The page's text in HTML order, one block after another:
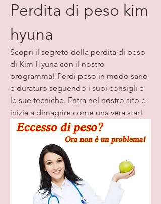
Perdita di peso kim
hyuna
Scopri il segreto della perdita di peso
di Kim Hyuna con il nostro
programma! Perdi peso in modo sano
e duraturo seguendo i suoi consigli e
le sue tecniche. Entra nel nostro sito e
inizia a dimagrire come una vera star!